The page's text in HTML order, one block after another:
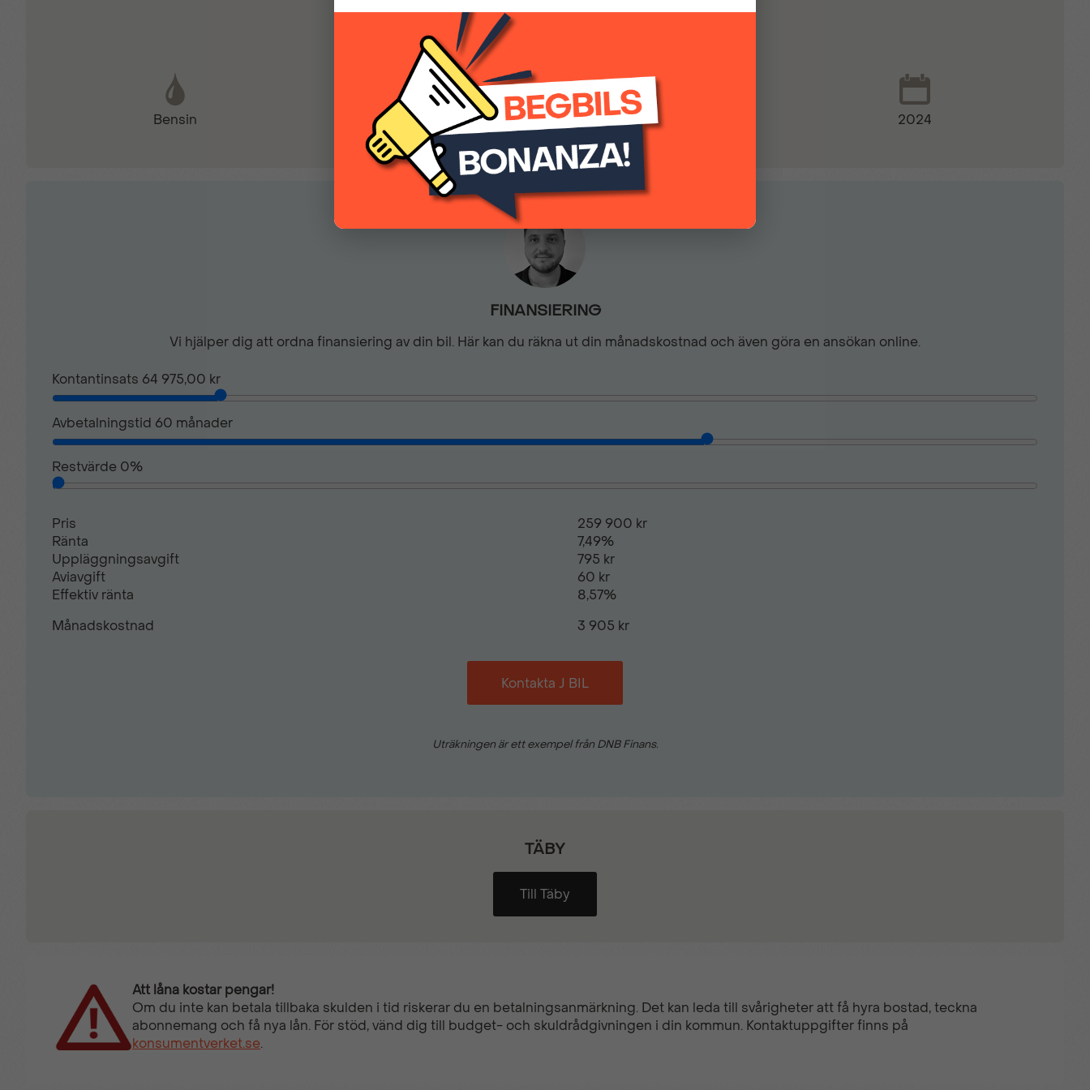
Färddator
Isofix - Barnstolsfästen
LED-strålkastare
Multifunktions touchscreen Mörktonade bakrutor
Navigation med pekskärm Parkeringssensor bak
Parkeringssensor fram Regnsensor
Svensksåld Takrails
Yttertemperaturmätare
259 900 kr
Bensin Automatisk 3052 2024
FINANSIERING
Vi hjälper dig att ordna finansiering av din bil. Här kan du räkna ut din månadskostnad och även göra en ansökan online.
Kontantinsats 64 975,00 kr
Avbetalningstid 60 månader
Restvärde 0%
Pris
259 900 kr
Ränta
7,49%
Uppläggningsavgift
795 kr
Aviavgift
60 kr
Effektiv ränta
8,57%
Månadskostnad
3 905 kr
Kontakta J BIL
Uträkningen är ett exempel från DNB Finans.
TÄBY
Till Täby
Att låna kostar pengar!
Om du inte kan betala tillbaka skulden i tid riskerar du en betalningsanmärkning. Det kan leda till svårigheter att få hyra bostad, teckna
abonnemang och få nya lån. För stöd, vänd dig till budget- och skuldrådgivningen i din kommun. Kontaktuppgifter finns på
konsumentverket.se.